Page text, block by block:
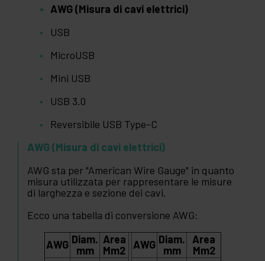
AWG (Misura di cavi elettrici)
USB
MicroUSB
Mini USB
USB 3.0
Reversibile USB Type-C
AWG (Misura di cavi elettrici)
AWG sta per "American Wire Gauge" in quanto
misura utilizzata per rappresentare le misure
di larghezza e sezione dei cavi.
Ecco una tabella di conversione AWG:
AWG Diam.
mm
Area
Mm2
AWG Diam.
mm
Area
Mm2